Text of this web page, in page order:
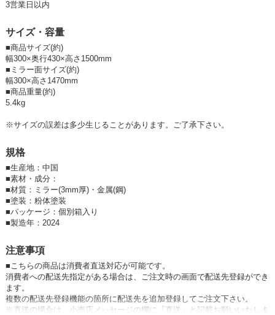
・沖縄・離島出荷不可
■色アソート(4PCS)のご注文可能です。
ご注文時、コメント欄に色内訳のご記載お願いします。
スタンドミラー他にもございます
■クールスタンドミラーは→
■ルックスタンドミラーは→こちら
【直送可/送料無料】
3営業日以内
サイズ・容量
■商品サイズ(約)
幅300×奥行430×高さ1500mm
■ミラー面サイズ(約)
幅300×高さ1470mm
■商品重量(約)
5.4kg
※サイズの誤差は多少生じることがあります。ご了承下さい。
規格
■生産地：中国
■素材・成分：
■材質：ミラー(3mm厚)・金属(鋼)
■塗装：粉体塗装
■パッケージ：個別箱入り
■製造年：2024
注意事項
■こちらの商品は消費者直送対応が可能です。
消費者への配送先指定がある場合は、ご注文時の画面で配送先登録ができ
ます。
複数の配送先登録機能の箇所に配送先を追加登録してご注文下さい。
※直送の場合は、小売店メッセージの欄に『直送』と記載お願いいたしま